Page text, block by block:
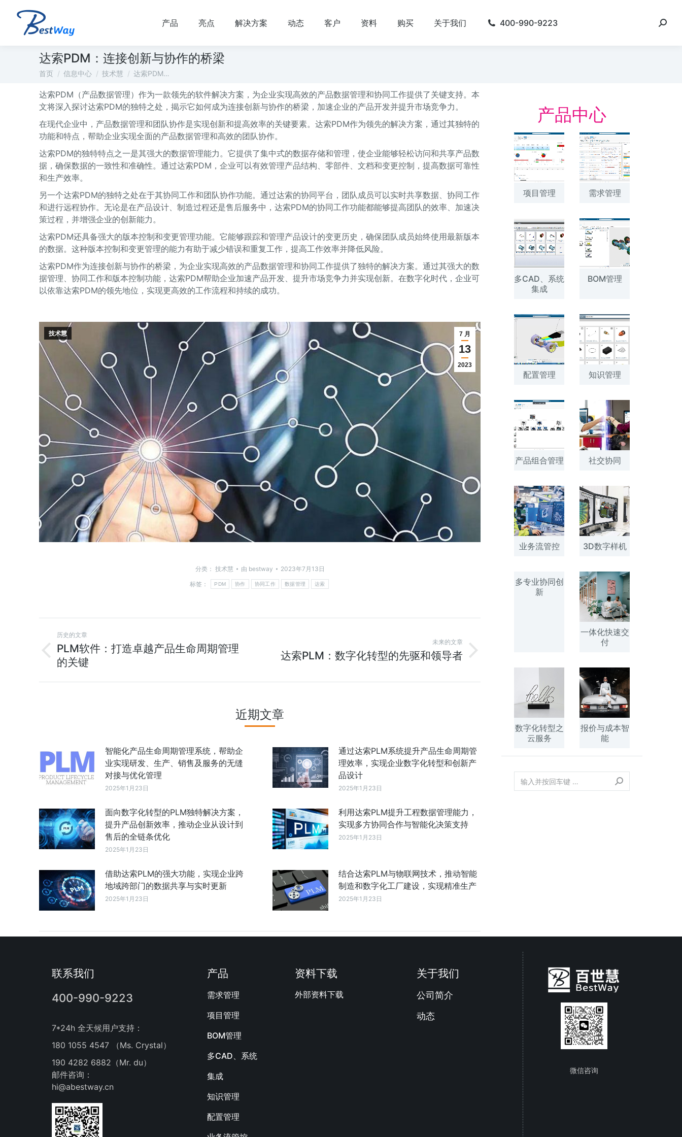
产品 亮点 解决方案 动态 客户 资料 购买 关于我们 400-990-9223
达索PDM：连接创新与协作的桥梁
您在这里：
首页 信息中心 技术慧 达索PDM…
达索PDM（产品数据管理）作为一款领先的软件解决方案，为企业实现高效的产品数据管理和协同工作提供了关键支持。本
文将深入探讨达索PDM的独特之处，揭示它如何成为连接创新与协作的桥梁，加速企业的产品开发并提升市场竞争力。
在现代企业中，产品数据管理和团队协作是实现创新和提高效率的关键要素。达索PDM作为领先的解决方案，通过其独特的
功能和特点，帮助企业实现全面的产品数据管理和高效的团队协作。
达索PDM的独特特点之一是其强大的数据管理能力。它提供了集中式的数据存储和管理，使企业能够轻松访问和共享产品数
据，确保数据的一致性和准确性。通过达索PDM，企业可以有效管理产品结构、零部件、文档和变更控制，提高数据可靠性
和生产效率。
另一个达索PDM的独特之处在于其协同工作和团队协作功能。通过达索的协同平台，团队成员可以实时共享数据、协同工作
和进行远程协作。无论是在产品设计、制造过程还是售后服务中，达索PDM的协同工作功能都能够提高团队的效率、加速决
策过程，并增强企业的创新能力。
达索PDM还具备强大的版本控制和变更管理功能。它能够跟踪和管理产品设计的变更历史，确保团队成员始终使用最新版本
的数据。这种版本控制和变更管理的能力有助于减少错误和重复工作，提高工作效率并降低风险。
达索PDM作为连接创新与协作的桥梁，为企业实现高效的产品数据管理和协同工作提供了独特的解决方案。通过其强大的数
据管理、协同工作和版本控制功能，达索PDM帮助企业加速产品开发、提升市场竞争力并实现创新。在数字化时代，企业可
以依靠达索PDM的领先地位，实现更高效的工作流程和持续的成功。
7 月
13
2023
技术慧
分类： 技术慧 由 bestway
2023年7月13日
标签：
PDM 协作 协同工作 数据管理 达索
历史的文章
PLM软件：打造卓越产品生命周期管理
的关键
未来的文章
达索PLM：数字化转型的先驱和领导者
近期文章
智能化产品生命周期管理系统，帮助企
业实现研发、生产、销售及服务的无缝
对接与优化管理
2025年1月23日
通过达索PLM系统提升产品生命周期管
理效率，实现企业数字化转型和创新产
品设计
2025年1月23日
面向数字化转型的PLM独特解决方案，
提升产品创新效率，推动企业从设计到
售后的全链条优化
2025年1月23日
利用达索PLM提升工程数据管理能力，
实现多方协同合作与智能化决策支持
2025年1月23日
借助达索PLM的强大功能，实现企业跨
地域跨部门的数据共享与实时更新
2025年1月23日
结合达索PLM与物联网技术，推动智能
制造和数字化工厂建设，实现精准生产
2025年1月23日
产品中心
项目管理 需求管理
多CAD、系统
集成
BOM管理
配置管理 知识管理
产品组合管理 社交协同
业务流管控 3D数字样机
多专业协同创
新
一体化快速交
付
数字化转型之
云服务
报价与成本智
能
联系我们
400-990-9223
7*24h 全天候用户支持：
180 1055 4547 （Ms. Crystal）
190 4282 6882（Mr. du）
邮件咨询：
hi@abestway.cn
产品
需求管理
项目管理
BOM管理
多CAD、系统
集成
知识管理
配置管理
资料下载
外部资料下载
关于我们
公司简介
动态
微信咨询